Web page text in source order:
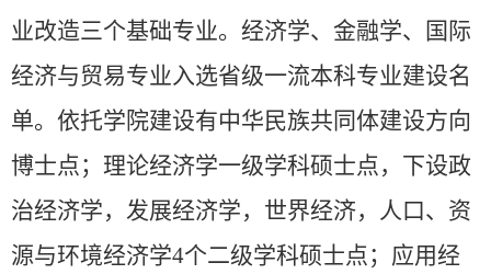
业改造三个基础专业。经济学、金融学、国际
经济与贸易专业入选省级一流本科专业建设名
单。 依托学院建设有中华民族共同体建设方向
博士点 ； 理论经济学一级学科硕士点，下设政
治经济学， 发展经济学， 世界经济， 人口、 资
源与环境经济学4个二级学科硕士点 ； 应用经